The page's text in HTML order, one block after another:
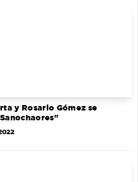
y Rosario Gómez se